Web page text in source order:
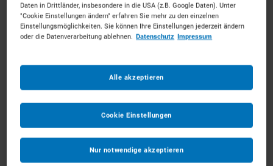
Anmerkungen Optional
1
ZUM WARENKORB HINZUFÜGEN
Daten in Drittländer, insbesondere in die USA (z.B. Google Daten). Unter
"Cookie Einstellungen ändern" erfahren Sie mehr zu den einzelnen
Einstellungsmöglichkeiten. Sie können Ihre Einstellungen jederzeit ändern
oder die Datenverarbeitung ablehnen. Datenschutz Impressum
Nur notwendige akzeptieren
Alle akzeptieren
Cookie Einstellungen